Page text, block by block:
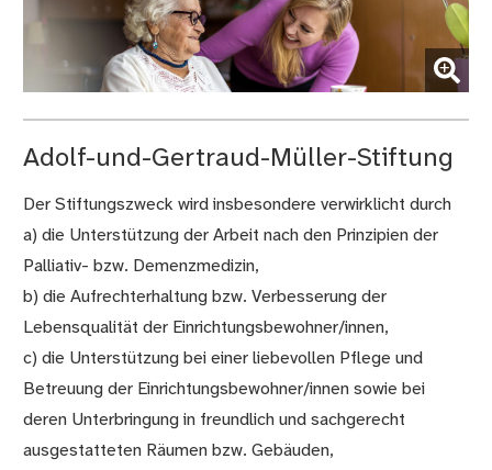
(Bild vergrößern)
Adolf-und-Gertraud-Müller-Stiftung
Der Stiftungszweck wird insbesondere verwirklicht durch
a) die Unterstützung der Arbeit nach den Prinzipien der
Palliativ- bzw. Demenzmedizin,
b) die Aufrechterhaltung bzw. Verbesserung der
Lebensqualität der Einrichtungsbewohner/innen,
c) die Unterstützung bei einer liebevollen Pflege und
Betreuung der Einrichtungsbewohner/innen sowie bei
deren Unterbringung in freundlich und sachgerecht
ausgestatteten Räumen bzw. Gebäuden,